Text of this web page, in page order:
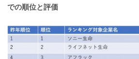
での順位と評価